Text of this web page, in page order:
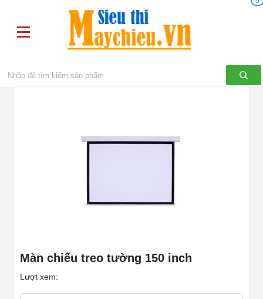
Màn chiếu treo tường 150 inch
Lượt xem: